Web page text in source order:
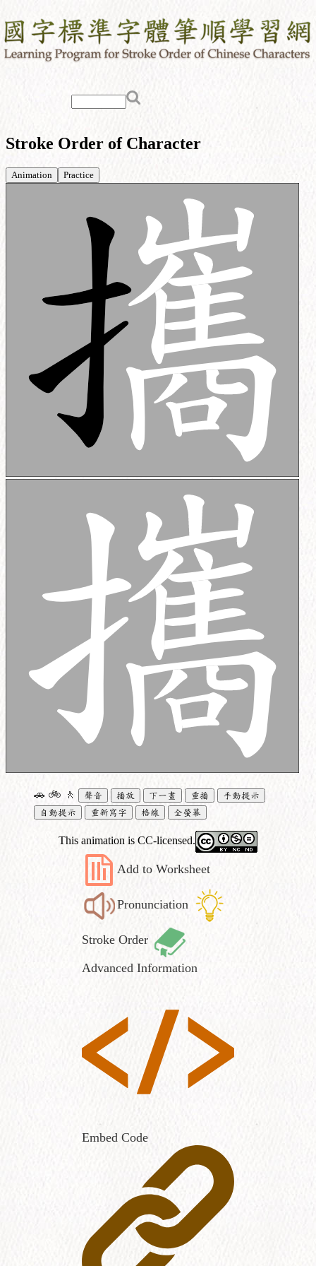
Stroke Order of Character
Animation Practice
🚗 🚲 🚶 聲音 播放 下一畫 重播
手動提示
自動提示
重新寫字 格線 全螢幕
This animation is CC-licensed.
Add to Worksheet
Pronunciation
Stroke Order
Advanced Information
Embed Code